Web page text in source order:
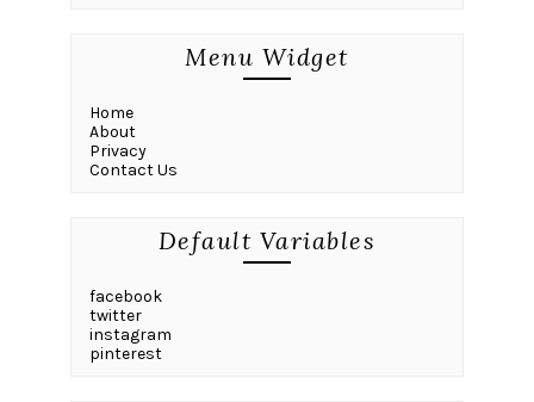
Menu Widget
Home
About
Privacy
Contact Us
Default Variables
facebook
twitter
instagram
pinterest